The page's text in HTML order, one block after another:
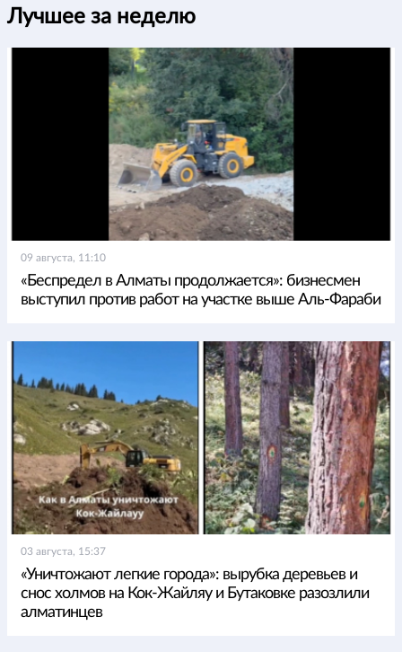
Лучшее за неделю
09 августа, 11:10
«Беспредел в Алматы продолжается»: бизнесмен
выступил против работ на участке выше Аль-Фараби
03 августа, 15:37
«Уничтожают легкие города»: вырубка деревьев и
снос холмов на Кок-Жайляу и Бутаковке разозлили
алматинцев